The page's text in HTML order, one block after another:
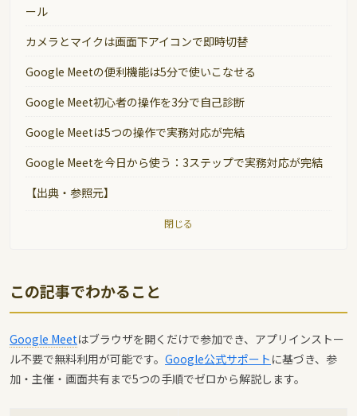
ール
カメラとマイクは画面下アイコンで即時切替
Google Meetの便利機能は5分で使いこなせる
Google Meet初心者の操作を3分で自己診断
Google Meetは5つの操作で実務対応が完結
Google Meetを今日から使う：3ステップで実務対応が完結
【出典・参照元】
閉じる
この記事でわかること
Google Meetはブラウザを開くだけで参加でき、アプリインストー
ル不要で無料利用が可能です。 Google公式サポート に基づき、参
加・主催・画面共有まで5つの手順でゼロから解説します。